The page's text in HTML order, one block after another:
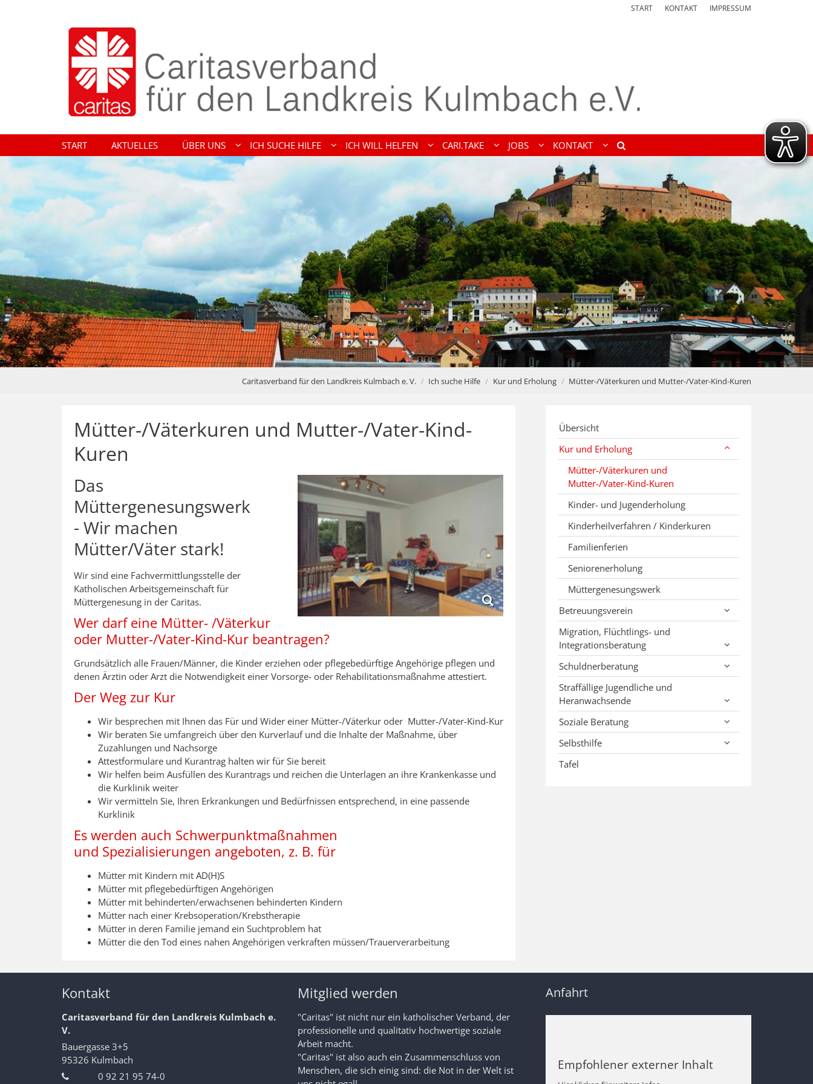
START KONTAKT IMPRESSUM
START AKTUELLES ÜBER UNS ICH SUCHE HILFE ICH WILL HELFEN CARI.TAKE JOBS KONTAKT
Caritasverband für den Landkreis Kulmbach e. V. Ich suche Hilfe Kur und Erholung Mütter-/Väterkuren und Mutter-/Vater-Kind-Kuren
Mütter-/Väterkuren und Mutter-/Vater-Kind-
Kuren
Das
Müttergenesungswerk
- Wir machen
Mütter/Väter stark!
Wir sind eine Fachvermittlungsstelle der
Katholischen Arbeitsgemeinschaft für
Müttergenesung in der Caritas.
Wer darf eine Mütter- /Väterkur
oder Mutter-/Vater-Kind-Kur beantragen?
Grundsätzlich alle Frauen/Männer, die Kinder erziehen oder pflegebedürftige Angehörige pflegen und
denen Ärztin oder Arzt die Notwendigkeit einer Vorsorge- oder Rehabilitationsmaßnahme attestiert.
Der Weg zur Kur
Wir besprechen mit Ihnen das Für und Wider einer Mütter-/Väterkur oder Mutter-/Vater-Kind-Kur
Wir beraten Sie umfangreich über den Kurverlauf und die Inhalte der Maßnahme, über
Zuzahlungen und Nachsorge
Attestformulare und Kurantrag halten wir für Sie bereit
Wir helfen beim Ausfüllen des Kurantrags und reichen die Unterlagen an ihre Krankenkasse und
die Kurklinik weiter
Wir vermitteln Sie, Ihren Erkrankungen und Bedürfnissen entsprechend, in eine passende
Kurklinik
Es werden auch Schwerpunktmaßnahmen
und Spezialisierungen angeboten, z. B. für
Mütter mit Kindern mit AD(H)S
Mütter mit pflegebedürftigen Angehörigen
Mütter mit behinderten/erwachsenen behinderten Kindern
Mütter nach einer Krebsoperation/Krebstherapie
Mütter in deren Familie jemand ein Suchtproblem hat
Mütter die den Tod eines nahen Angehörigen verkraften müssen/Trauerverarbeitung
Übersicht
Kur und Erholung
Mütter-/Väterkuren und
Mutter-/Vater-Kind-Kuren
Kinder- und Jugenderholung
Kinderheilverfahren / Kinderkuren
Familienferien
Seniorenerholung
Müttergenesungswerk
Betreuungsverein
Migration, Flüchtlings- und
Integrationsberatung
Schuldnerberatung
Straffällige Jugendliche und
Heranwachsende
Soziale Beratung
Selbsthilfe
Tafel
Kontakt
Caritasverband für den Landkreis Kulmbach e.
V.
Bauergasse 3+5
95326 Kulmbach
0 92 21 95 74-0
Mitglied werden
"Caritas" ist nicht nur ein katholischer Verband, der
professionelle und qualitativ hochwertige soziale
Arbeit macht.
"Caritas" ist also auch ein Zusammenschluss von
Menschen, die sich einig sind: die Not in der Welt ist
Anfahrt
Empfohlener externer Inhalt